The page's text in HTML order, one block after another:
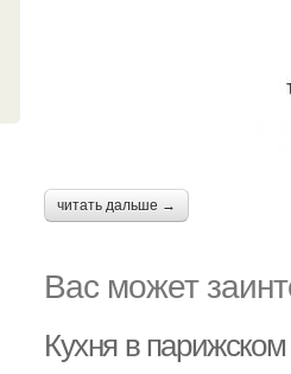
читать дальше →
Вас может
Кухня в парижском